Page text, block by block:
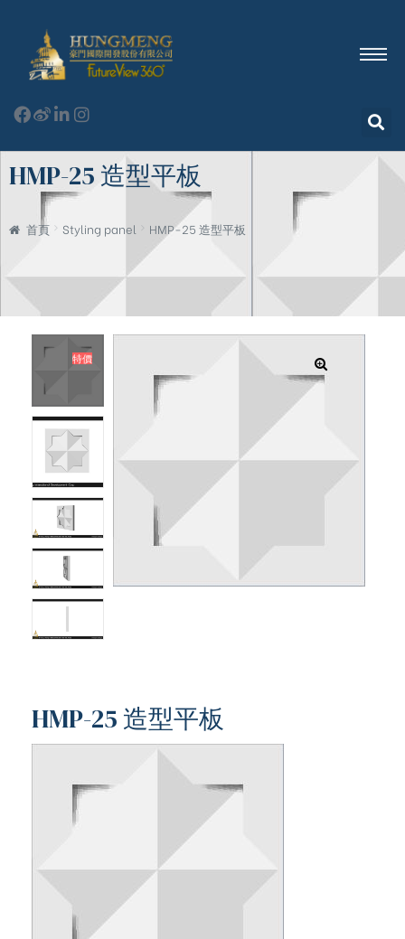
HMP-25 造型平板
首頁 Styling panel HMP-25 造型平板
特價
HMP-25 造型平板